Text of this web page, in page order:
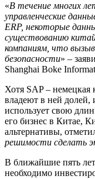
«В течение многих
управленческие
ERP, некоторые
существованию
компаниям, что
безопасности» –
Shanghai Boke
Хотя SAP – немецкая
владеют в ней долей,
использует свою
его бизнес в Китае,
альтернативы,
решимости сделать
В ближайшие пять
необходимо